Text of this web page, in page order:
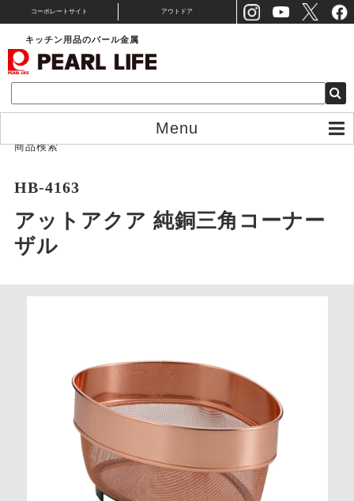
コーポレートサイト アウトドア
キッチン用品のパール金属
Menu
商品検索
HB-4163
アットアクア 純銅三角コーナー
ザル